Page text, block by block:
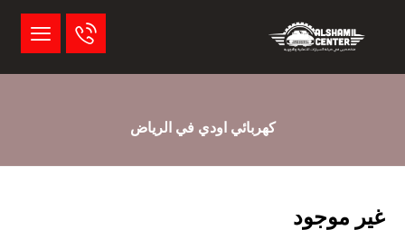
كهربائي اودي في الرياض
غير موجود